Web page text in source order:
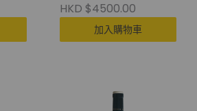
HKD $4500.00
加入購物車